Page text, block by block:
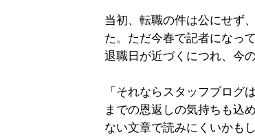
当初、転職の件は公にせず
た。ただ今春で記者になっ
退職日が近づくにつれ、今
「それならスタッフブログ
までの恩返しの気持ちも込
ない文章で読みにくいかも